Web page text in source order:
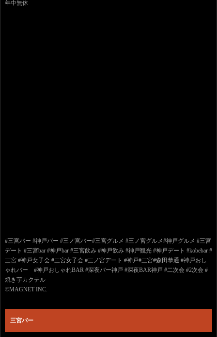
年中無休
#三宮バー #神戸バー #三ノ宮バー#三宮グルメ #三ノ宮グルメ#神戸グルメ #三宮
デート #三宮bar #神戸bar #三宮飲み #神戸飲み #神戸観光 #神戸デート #kobebar #
三宮 #神戸女子会 #三宮女子会 #三ノ宮デート #神戸#三宮#森田恭通 #神戸おし
ゃれバー #神戸おしゃれBAR #深夜バー神戸 #深夜BAR神戸 #二次会 #2次会 #
焼き芋カクテル
©️MAGNET INC.
三宮バー